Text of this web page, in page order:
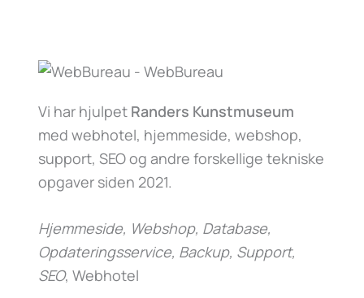
Vi har hjulpet Randers Kunstmuseum
med webhotel, hjemmeside, webshop,
support, SEO og andre forskellige tekniske
opgaver siden 2021.
Hjemmeside, Webshop, Database,
Opdateringsservice, Backup, Support,
SEO, Webhotel